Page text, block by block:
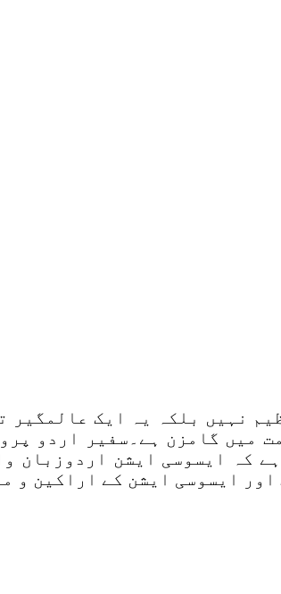
نہیں بلکہ یہ ایک
میں گامزن ہے۔سفیر اردو
کہ ایسوسی ایشن
ایسوسی ایشن کے اراکین و